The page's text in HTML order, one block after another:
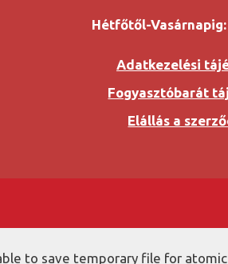
Hétfőtől-Vasárnapig:
Adatkezelési
Fogyasztóbarát
Elállás a
to save temporary file for